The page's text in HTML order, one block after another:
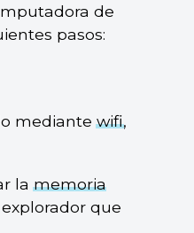
de
pasos:
mediantewifi,
lamemoria
que